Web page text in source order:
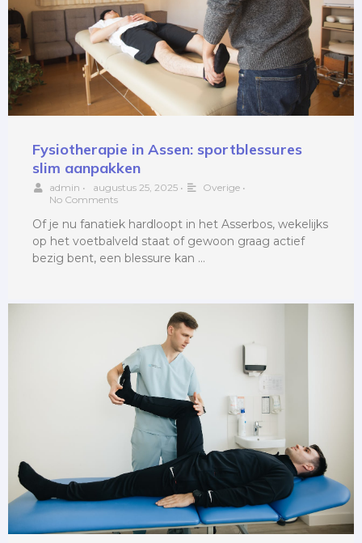
Fysiotherapie in Assen: sportblessures
slim aanpakken
admin • augustus 25, 2025 • Overige •
No Comments
Of je nu fanatiek hardloopt in het Asserbos, wekelijks
op het voetbalveld staat of gewoon graag actief
bezig bent, een blessure kan …